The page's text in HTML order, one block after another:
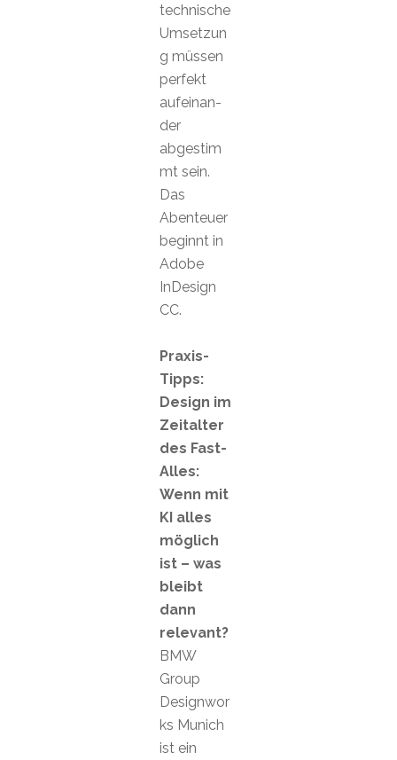
technische
Umsetzun
g müssen
perfekt
aufeinan-
der
abgestim
mt sein.
Das
Abenteuer
beginnt in
Adobe
InDesign
CC.
Praxis-
Tipps:
Design im
Zeitalter
des Fast-
Alles:
Wenn mit
KI alles
möglich
ist – was
bleibt
dann
relevant?
BMW
Group
Designwor
ks Munich
ist ein